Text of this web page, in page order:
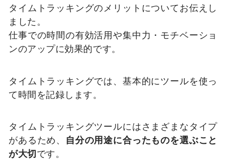
タイムトラッキングのメリットについてお伝えし
ました。
仕事での時間の有効活用や集中力・モチベーショ
ンのアップに効果的です。
タイムトラッキングでは、基本的にツールを使っ
て時間を記録します。
タイムトラッキングツールにはさまざまなタイプ
があるため、 自分の用途に合ったものを選ぶこと
が大切です。